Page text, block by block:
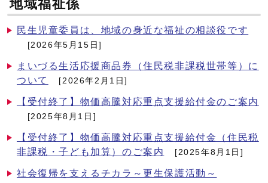
地域福祉係
民生児童委員は、地域の身近な福祉の相談役です
[2026年5月15日]
まいづる生活応援商品券（住民税非課税世帯等）に
ついて
[2026年2月1日]
【受付終了】物価高騰対応重点支援給付金のご案内
[2025年8月1日]
【受付終了】物価高騰対応重点支援給付金（住民税
非課税・子ども加算）のご案内
[2025年8月1日]
社会復帰を支えるチカラ～更生保護活動～